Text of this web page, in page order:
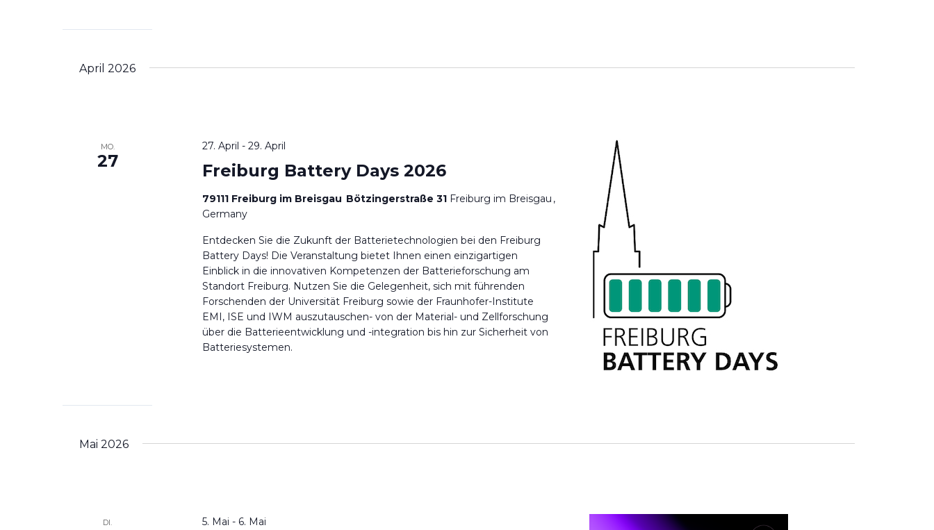
April 2026
MO.
27 Freiburg Battery Days 2026
27. April -29. April
79111 Freiburg im Breisgau Bötzingerstraße 31 Freiburg im Breisgau ,
Germany
Entdecken Sie die Zukunft der Batterietechnologien bei den Freiburg
Battery Days! Die Veranstaltung bietet Ihnen einen einzigartigen
Einblick in die innovativen Kompetenzen der Batterieforschung am
Standort Freiburg. Nutzen Sie die Gelegenheit, sich mit führenden
Forschenden der Universität Freiburg sowie der Fraunhofer-Institute
EMI, ISE und IWM auszutauschen- von der Material- und Zellforschung
über die Batterieentwicklung und -integration bis hin zur Sicherheit von
Batteriesystemen.
Mai 2026
DI. 5. Mai - 6. Mai